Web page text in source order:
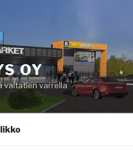
OY
valtatien varrella